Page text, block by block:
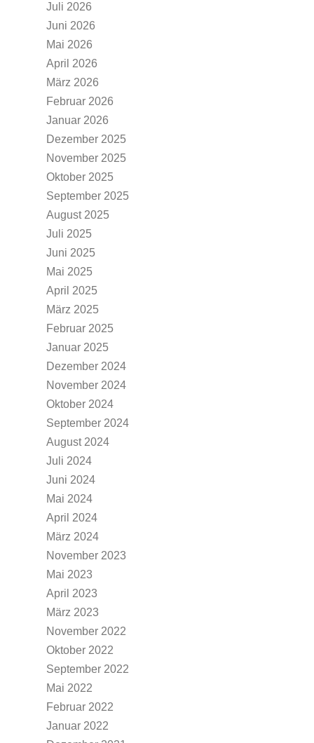
Juli 2026
Juni 2026
Mai 2026
April 2026
März 2026
Februar 2026
Januar 2026
Dezember 2025
November 2025
Oktober 2025
September 2025
August 2025
Juli 2025
Juni 2025
Mai 2025
April 2025
März 2025
Februar 2025
Januar 2025
Dezember 2024
November 2024
Oktober 2024
September 2024
August 2024
Juli 2024
Juni 2024
Mai 2024
April 2024
März 2024
November 2023
Mai 2023
April 2023
März 2023
November 2022
Oktober 2022
September 2022
Mai 2022
Februar 2022
Januar 2022